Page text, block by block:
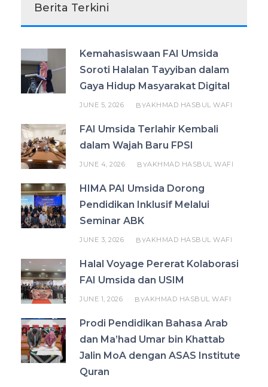
Berita Terkini
Kemahasiswaan FAI Umsida
Soroti Halalan Tayyiban dalam
Gaya Hidup Masyarakat Digital
JUNE 5, 2026 BYAKHMAD HASBUL WAFI
FAI Umsida Terlahir Kembali
dalam Wajah Baru FPSI
JUNE 4, 2026 BYAKHMAD HASBUL WAFI
HIMA PAI Umsida Dorong
Pendidikan Inklusif Melalui
Seminar ABK
JUNE 3, 2026 BYAKHMAD HASBUL WAFI
Halal Voyage Pererat Kolaborasi
FAI Umsida dan USIM
JUNE 1, 2026 BYAKHMAD HASBUL WAFI
Prodi Pendidikan Bahasa Arab
dan Ma’had Umar bin Khattab
Jalin MoA dengan ASAS Institute
Quran